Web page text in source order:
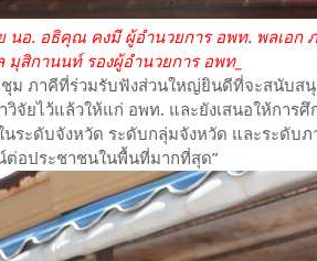
นอ. อธิคุณ คงมี ผู้อำนวยการ อพท. พลเอ
มุสิกานนท์ รองผู้อำนวยการ อพท_
ชุม ภาคีที่ร่วมรับฟังส่วนใหญ่ยินดีที่จะสนับส
วิจัยไว้แล้วให้แก่ อพท. และยังเสนอให้การ
นระดับจังหวัด ระดับกลุ่มจังหวัด และระดับ
ต่อประชาชนในพื้นที่มากที่สุด”